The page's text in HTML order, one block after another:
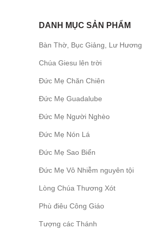
DANH MỤC SẢN PHẨM
Bàn Thờ, Bục Giảng, Lư Hương
Chúa Giesu lên trời
Đức Mẹ Chăn Chiên
Đức Mẹ Guadalube
Đức Mẹ Người Nghèo
Đức Mẹ Nón Lá
Đức Mẹ Sao Biển
Đức Mẹ Vô Nhiễm nguyên tội
Lòng Chúa Thương Xót
Phù điêu Công Giáo
Tượng các Thánh